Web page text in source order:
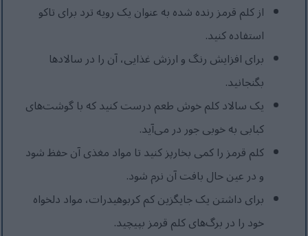
از کلم قرمز رنده شده به عنوان یک رویه ترد برای تاکو
استفاده کنید.
برای افزایش رنگ و ارزش غذایی، آن را در سالادها
بگنجانید.
یک سالاد کلم خوش طعم درست کنید که با گوشت‌های
کبابی به خوبی جور در می‌آید.
کلم قرمز را کمی بخارپز کنید تا مواد مغذی آن حفظ شود
و در عین حال بافت آن نرم شود.
برای داشتن یک جایگزین کم کربوهیدرات، مواد دلخواه
خود را در برگ‌های کلم قرمز بپیچید.